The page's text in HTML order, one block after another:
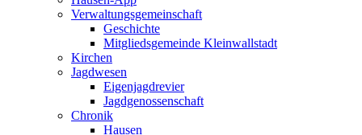
Verwaltungsgemeinschaft
Geschichte
Mitgliedsgemeinde Kleinwallstadt
Kirchen
Jagdwesen
Eigenjagdrevier
Jagdgenossenschaft
Chronik
Hausen